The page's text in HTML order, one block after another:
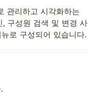
관리하고 시각화하는
구성원 검색 및 변경 사
로 구성되어 있습니다.